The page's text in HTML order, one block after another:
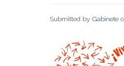
Submitted by Gabinete